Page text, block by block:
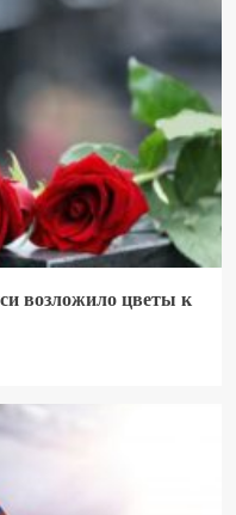
возложило цветы к